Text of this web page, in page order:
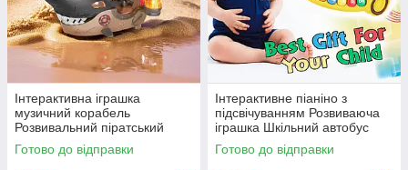
Інтерактивна іграшка
музичний корабель
Розвивальний піратський
корабель-акула для дітей
Морська іграшка Акула
Готово до відправки
Інтерактивне піаніно з
підсвічуванням Розвиваюча
іграшка Шкільний автобус
Дитячий музичний інструмент
цифри
Готово до відправки